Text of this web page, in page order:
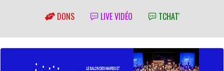
DONS LIVE VIDÉO TCHAT'